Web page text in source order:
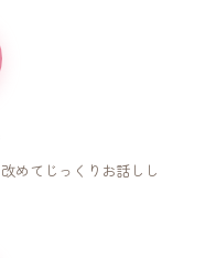
めてじっくりお話しし